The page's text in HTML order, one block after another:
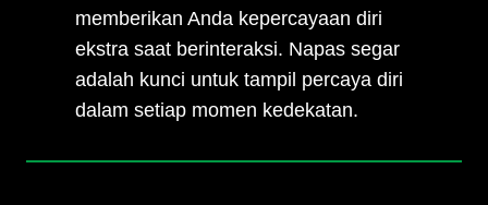
memberikan Anda kepercayaan diri
ekstra saat berinteraksi. Napas segar
adalah kunci untuk tampil percaya diri
dalam setiap momen kedekatan.